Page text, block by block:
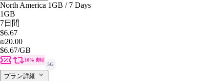
North America 1GB / 7 Days
1GB
7日間
$6.67
₪20.00
$6.67/GB
10% 割引
5G
プラン詳細